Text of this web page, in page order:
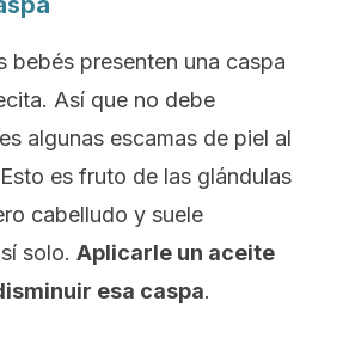
bebés presenten una caspa
Así que no debe
algunas escamas de piel al
es fruto de las glándulas
cabelludo y suele
solo. Aplicarle un aceite
esa caspa.